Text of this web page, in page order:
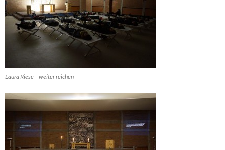
Laura Riese – weiter reichen